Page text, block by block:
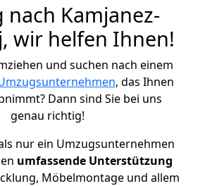
nach Kamjanez-
wir helfen Ihnen!
und suchen nach einem
, das Ihnen
Dann sind Sie bei uns
genau richtig!
nur ein Umzugsunternehmen
umfassende Unterstützung
Möbelmontage und allem